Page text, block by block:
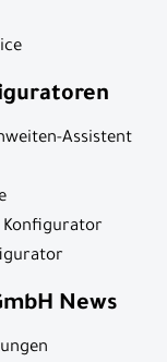
Assistent
Konfigurator
News